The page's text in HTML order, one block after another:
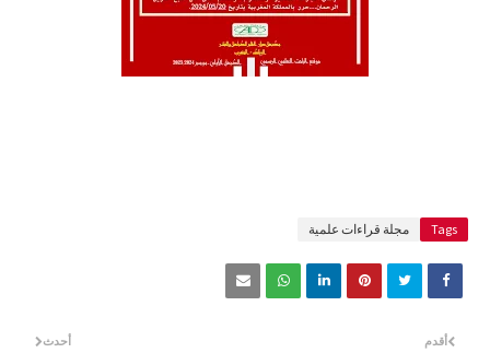
Tags مجلة قراءات علمية
أحدث أقدم